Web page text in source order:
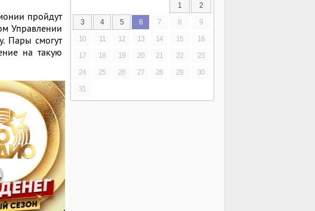
пройдут
Управлении
Пары смогут
на такую
1
2
3
4 5 6 7 8
9
10
11 12 13 14 15
16
17
18 19 20 21 22
23
24
25 26 27 28 29
30
31